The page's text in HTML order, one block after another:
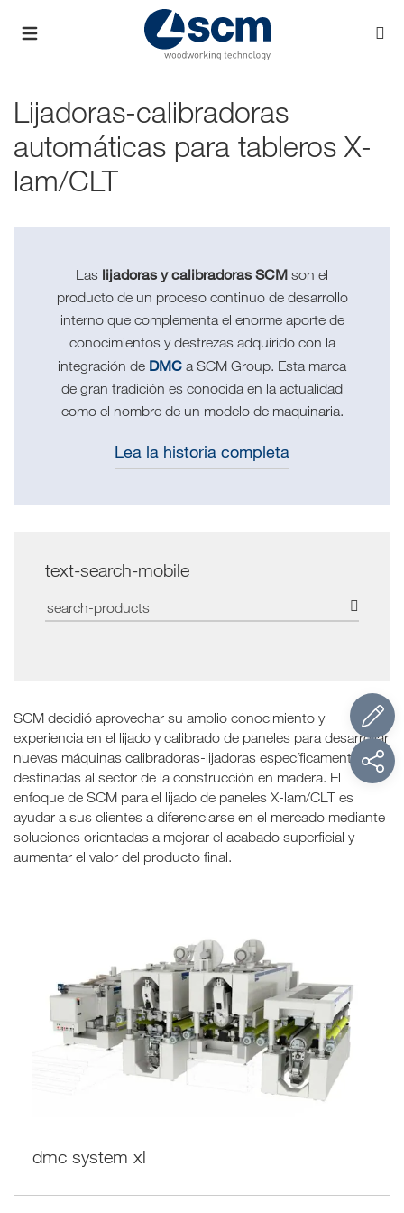
Lijadoras-calibradoras
automáticas para tableros X-
lam/CLT
Las lijadoras y calibradoras SCM son el
producto de un proceso continuo de desarrollo
interno que complementa el enorme aporte de
conocimientos y destrezas adquirido con la
integración de DMC a SCM Group. Esta marca
de gran tradición es conocida en la actualidad
como el nombre de un modelo de maquinaria.
Lea la historia completa
text-search-mobile
SCM decidió aprovechar su amplio conocimiento y
experiencia en el lijado y calibrado de paneles para desarrollar
nuevas máquinas calibradoras-lijadoras específicamente
destinadas al sector de la construcción en madera. El
enfoque de SCM para el lijado de paneles X-lam/CLT es
ayudar a sus clientes a diferenciarse en el mercado mediante
soluciones orientadas a mejorar el acabado superficial y
aumentar el valor del producto final.
dmc system xl